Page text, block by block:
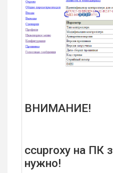
ВНИМАНИЕ!
ccuproxy на ПК
нужно!